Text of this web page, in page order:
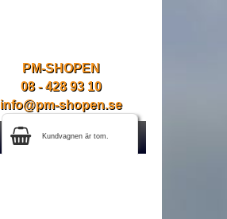
PM-SHOPEN
08 - 428 93 10
info@pm-shopen.se
Kundvagnen är tom.